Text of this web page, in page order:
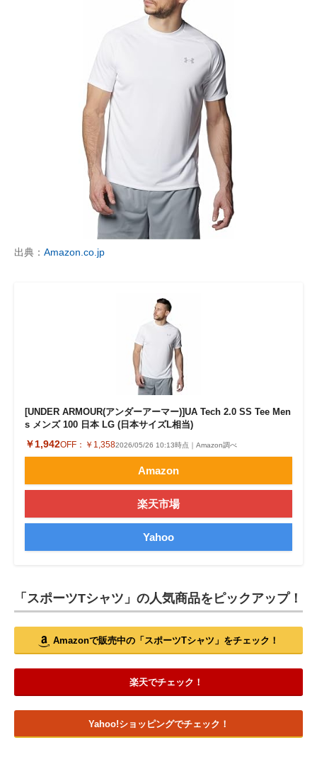
出典： Amazon.co.jp
[UNDER ARMOUR(アンダーアーマー)]UA Tech 2.0 SS Tee Men
s メンズ 100 日本 LG (日本サイズL相当)
￥1,942OFF： ￥1,3582026/05/26 10:13時点｜Amazon調べ
Amazon
楽天市場
Yahoo
「スポーツTシャツ」の人気商品をピックアップ！
Amazonで販売中の「スポーツTシャツ」をチェック！
楽天でチェック！
Yahoo!ショッピングでチェック！